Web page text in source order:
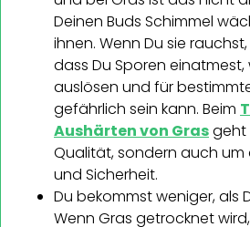
Deinen Buds Schimmel
ihnen. Wenn Du sie
dass Du Sporen einatmest,
auslösen und für
gefährlich sein kann. Beim
Aushärten von Grasgeht
Qualität, sondern auch um
und Sicherheit.
Du bekommst weniger, als
Wenn Gras getrocknet